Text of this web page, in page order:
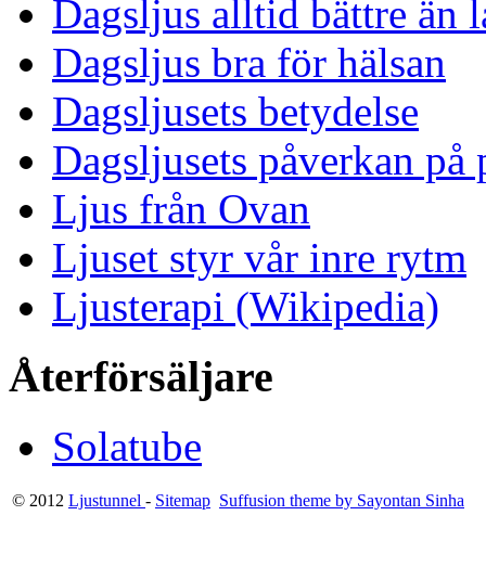
Dagsljus alltid bättre än
Dagsljus bra för hälsan
Dagsljusets betydelse
Dagsljusets påverkan på
Ljus från Ovan
Ljuset styr vår inre rytm
Ljusterapi (Wikipedia)
Återförsäljare
Solatube
© 2012 Ljustunnel - Sitemap Suffusion theme by Sayontan Sinha